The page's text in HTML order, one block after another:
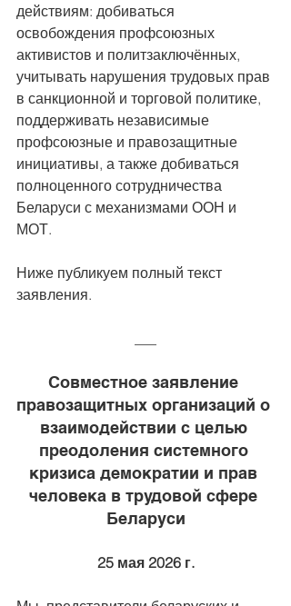
действиям: добиваться
освобождения профсоюзных
активистов и политзаключённых,
учитывать нарушения трудовых прав
в санкционной и торговой политике,
поддерживать независимые
профсоюзные и правозащитные
инициативы, а также добиваться
полноценного сотрудничества
Беларуси с механизмами ООН и
МОТ.
Ниже публикуем полный текст
заявления.
Совместное заявление
правозащитных организаций о
взаимодействии с целью
преодоления системного
кризиса демократии и прав
человека в трудовой сфере
Беларуси
25 мая 2026 г.